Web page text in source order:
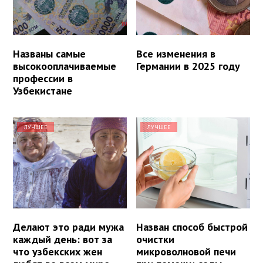
Названы самые
высокооплачиваемые
профессии в
Узбекистане
Все изменения в
Германии в 2025 году
ЛУЧШЕЕ
Делают это ради мужа
каждый день: вот за
что узбекских жен
ЛУЧШЕЕ
Назван способ быстрой
очистки
микроволновой печи